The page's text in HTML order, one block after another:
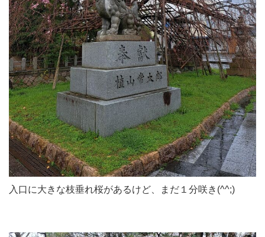
入口に大きな枝垂れ桜があるけど、まだ１分咲き(^^;)